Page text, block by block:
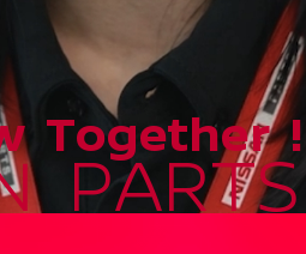
Together !
PARTS